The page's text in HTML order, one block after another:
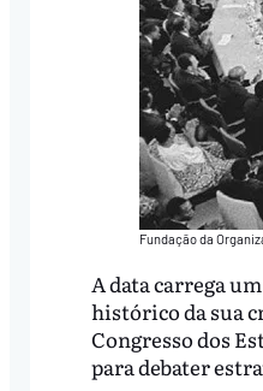
Fundação da
A data carrega
histórico da sua
Congresso dos
para debater